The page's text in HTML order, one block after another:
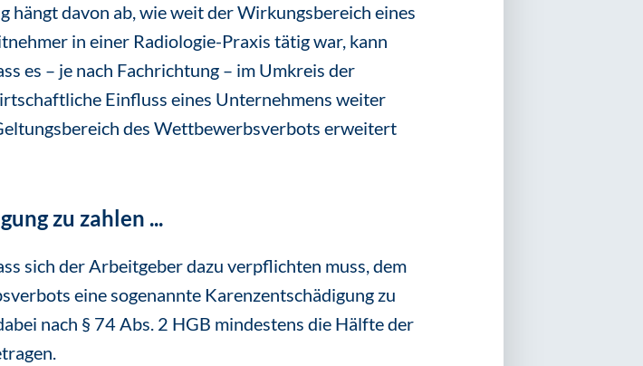
hängt davon ab, wie weit der Wirkungsbereich eines
in einer Radiologie-Praxis tätig war, kann
es – je nach Fachrichtung – im Umkreis der
Einfluss eines Unternehmens weiter
des Wettbewerbsverbots erweitert
zu zahlen ...
sich der Arbeitgeber dazu verpflichten muss, dem
eine sogenannte Karenzentschädigung zu
nach § 74 Abs. 2 HGB mindestens die Hälfte der